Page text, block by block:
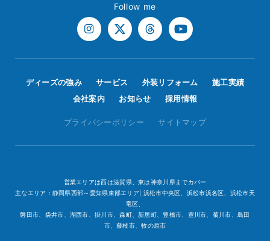
Follow me
ディーズの強み サービス 外装リフォーム
施工実績
会社案内
お知らせ 採用情報
プライバシーポリシー サイトマップ
営業エリアは西は滋賀県、東は神奈川県までカバー
主なエリア：静岡県西部～愛知県東部エリア| 浜松市中央区、浜松市浜名区、浜松市天
竜区、
磐田市、袋井市、湖西市、掛川市、森町、新居町、豊橋市、豊川市、菊川市、島田
市、藤枝市、牧の原市